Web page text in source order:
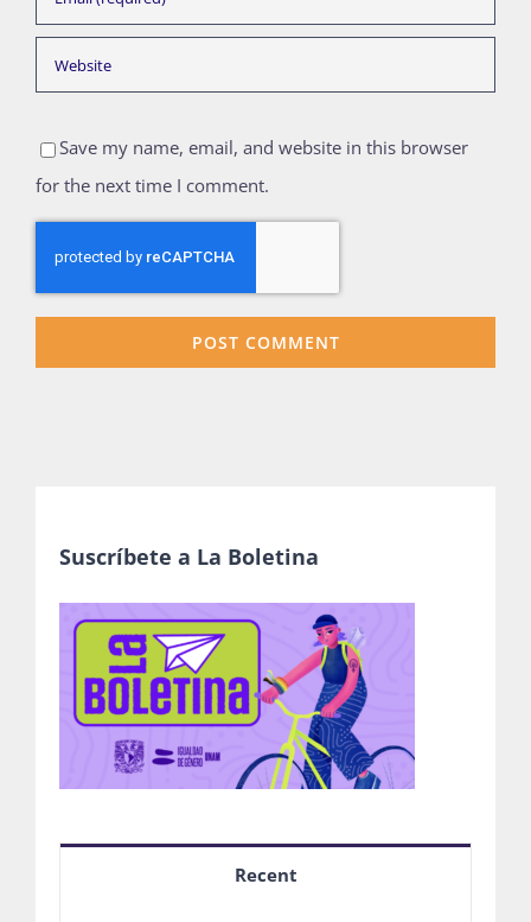
Save my name, email, and website in this browser
for the next time I comment.
Suscríbete a La Boletina
Recent